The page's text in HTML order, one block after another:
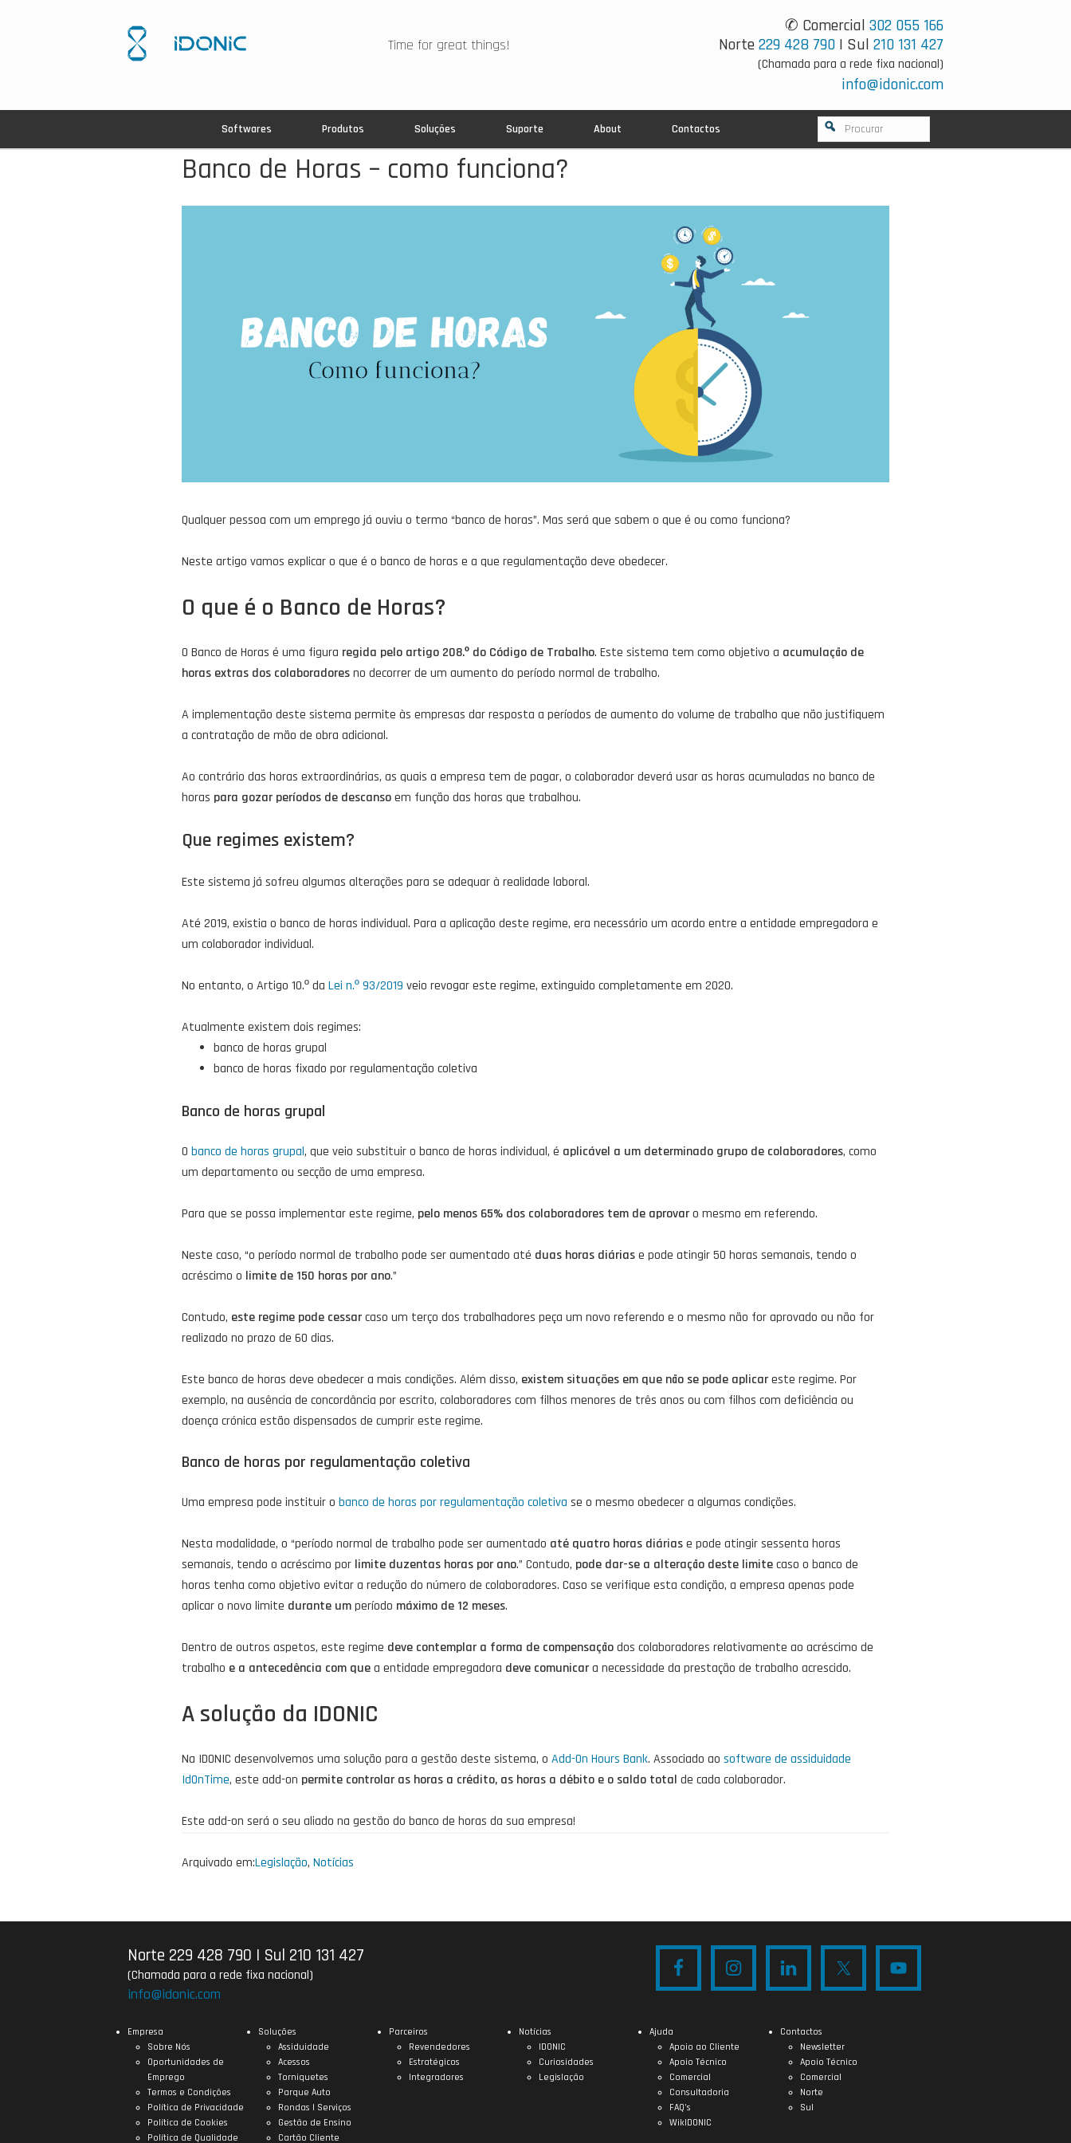
Time for great things!
✆ Comercial 302 055 166
Norte229 428 790 | Sul 210 131 427
(Chamada para a rede fixa nacional)
info@idonic.com
Softwares Produtos Soluções Suporte About Contactos
Banco de Horas – como funciona?
Qualquer pessoa com um emprego já ouviu o termo “banco de horas”. Mas será que sabem o que é ou como funciona?
Neste artigo vamos explicar o que é o banco de horas e a que regulamentação deve obedecer.
O que é o Banco de Horas?
O Banco de Horas é uma figura regida pelo artigo 208.º do Código de Trabalho. Este sistema tem como objetivo a acumulação de
horas extras dos colaboradoresno decorrer de um aumento do período normal de trabalho.
A implementação deste sistema permite às empresas dar resposta a períodos de aumento do volume de trabalho que não justifiquem
a contratação de mão de obra adicional.
Ao contrário das horas extraordinárias, as quais a empresa tem de pagar, o colaborador deverá usar as horas acumuladas no banco de
horas para gozar períodos de descansoem função das horas que trabalhou.
Que regimes existem?
Este sistema já sofreu algumas alterações para se adequar à realidade laboral.
Até 2019, existia o banco de horas individual. Para a aplicação deste regime, era necessário um acordo entre a entidade empregadora e
um colaborador individual.
No entanto, o Artigo 10.º daLei n.º 93/2019 veio revogar este regime, extinguido completamente em 2020.
Atualmente existem dois regimes:
banco de horas grupal
banco de horas fixado por regulamentação coletiva
Banco de horas grupal
Obanco de horas grupal, que veio substituir o banco de horas individual, é aplicável a um determinado grupo de colaboradores, como
um departamento ou secção de uma empresa.
Para que se possa implementar este regime, pelo menos 65% dos colaboradores tem de aprovaro mesmo em referendo.
Neste caso, “o período normal de trabalho pode ser aumentado até duas horas diáriase pode atingir 50 horas semanais, tendo o
acréscimo o limite de 150 horas por ano.”
Contudo, este regime pode cessarcaso um terço dos trabalhadores peça um novo referendo e o mesmo não for aprovado ou não for
realizado no prazo de 60 dias.
Este banco de horas deve obedecer a mais condições. Além disso, existem situações em que não se pode aplicareste regime. Por
exemplo, na ausência de concordância por escrito, colaboradores com filhos menores de três anos ou com filhos com deficiência ou
doença crónica estão dispensados de cumprir este regime.
Banco de horas por regulamentação coletiva
Uma empresa pode instituir obanco de horas por regulamentação coletiva se o mesmo obedecer a algumas condições.
Nesta modalidade, o “período normal de trabalho pode ser aumentado até quatro horas diáriase pode atingir sessenta horas
semanais, tendo o acréscimo por limite duzentas horas por ano.” Contudo, pode dar-se a alteração deste limitecaso o banco de
horas tenha como objetivo evitar a redução do número de colaboradores. Caso se verifique esta condição, a empresa apenas pode
aplicar o novo limite durante umperíodo máximo de 12 meses.
Dentro de outros aspetos, este regime deve contemplar a forma de compensaçãodos colaboradores relativamente ao acréscimo de
trabalho e a antecedência com quea entidade empregadora deve comunicara necessidade da prestação de trabalho acrescido.
A solução da IDONIC
Na IDONIC desenvolvemos uma solução para a gestão deste sistema, oAdd-On Hours Bank. Associado aosoftware de assiduidade
IdOnTime, este add-on permite controlar as horas a crédito, as horas a débito e o saldo total de cada colaborador.
Este add-on será o seu aliado na gestão do banco de horas da sua empresa!
Arquivado em:Legislação,Notícias
Norte 229 428 790 | Sul 210 131 427
(Chamada para a rede fixa nacional)
info@idonic.com
Empresa
Sobre Nós
Oportunidades de
Emprego
Termos e Condições
Política de Privacidade
Política de Cookies
Política de Qualidade
Soluções
Assiduidade
Acessos
Torniquetes
Parque Auto
Rondas | Serviços
Gestão de Ensino
Cartão Cliente
Parceiros
Revendedores
Estratégicos
Integradores
Notícias
IDONIC
Curiosidades
Legislação
Ajuda
Apoio ao Cliente
Apoio Técnico
Comercial
Consultadoria
FAQ’s
WikIDONIC
Contactos
Newsletter
Apoio Técnico
Comercial
Norte
Sul